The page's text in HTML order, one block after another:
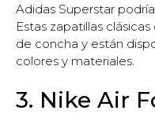
Adidas Superstar
Estas zapatillas
de concha y están
colores y materiales.
3. Nike Air